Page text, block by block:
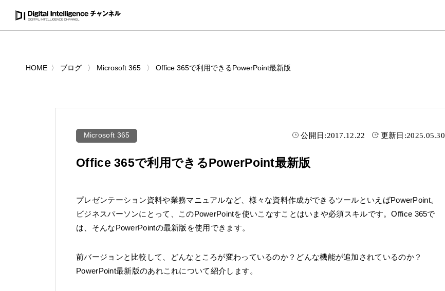
HOME ブログ Microsoft 365 Office 365で利用できるPowerPoint最新版
Microsoft 365 公開日:2017.12.22 更新日:2025.05.30
Office 365で利用できるPowerPoint最新版
プレゼンテーション資料や業務マニュアルなど、様々な資料作成ができるツールといえばPowerPoint。
ビジネスパーソンにとって、このPowerPointを使いこなすことはいまや必須スキルです。Office 365で
は、そんなPowerPointの最新版を使用できます。
前バージョンと比較して、どんなところが変わっているのか？どんな機能が追加されているのか？
PowerPoint最新版のあれこれについて紹介します。